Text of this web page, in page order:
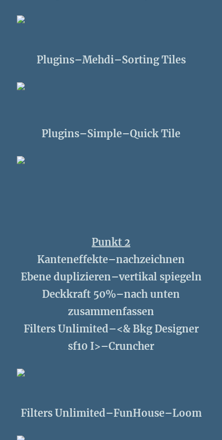
Plugins–Mehdi–Sorting Tiles
Plugins–Simple–Quick Tile
Punkt 2
Kanteneffekte–nachzeichnen
Ebene duplizieren–vertikal spiegeln
Deckkraft 50%–nach unten
zusammenfassen
Filters Unlimited–<& Bkg Designer
sf10 I>–Cruncher
Filters Unlimited–FunHouse–Loom